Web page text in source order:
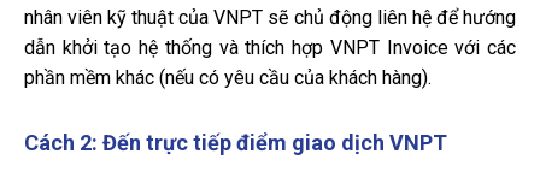
nhân viên kỹ thuật của VNPT sẽ chủ động liên hệ để hướng
dẫn khởi tạo hệ thống và thích hợp VNPT Invoice với các
phần mềm khác (nếu có yêu cầu của khách hàng).
Cách 2: Đến trực tiếp điểm giao dịch VNPT